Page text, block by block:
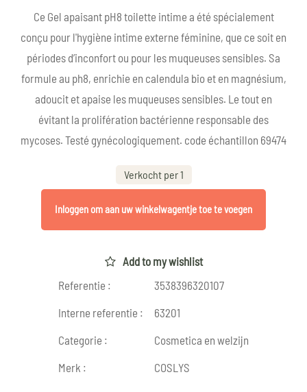
Ce Gel apaisant pH8 toilette intime a été spécialement
conçu pour l'hygiène intime externe féminine, que ce soit en
périodes d’inconfort ou pour les muqueuses sensibles. Sa
formule au ph8, enrichie en calendula bio et en magnésium,
adoucit et apaise les muqueuses sensibles. Le tout en
évitant la prolifération bactérienne responsable des
mycoses. Testé gynécologiquement. code échantillon 69474
Verkocht per 1
Inloggen om aan uw winkelwagentje toe te voegen
Add to my wishlist
Referentie :
3538396320107
Interne referentie :
63201
Categorie :
Cosmetica en welzijn
Merk :
COSLYS